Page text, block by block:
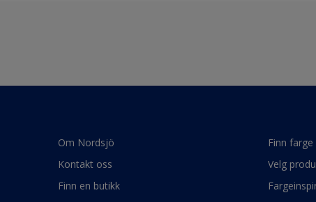
Om Nordsjö
Kontakt oss
Finn en butikk
Finn farge
Velg